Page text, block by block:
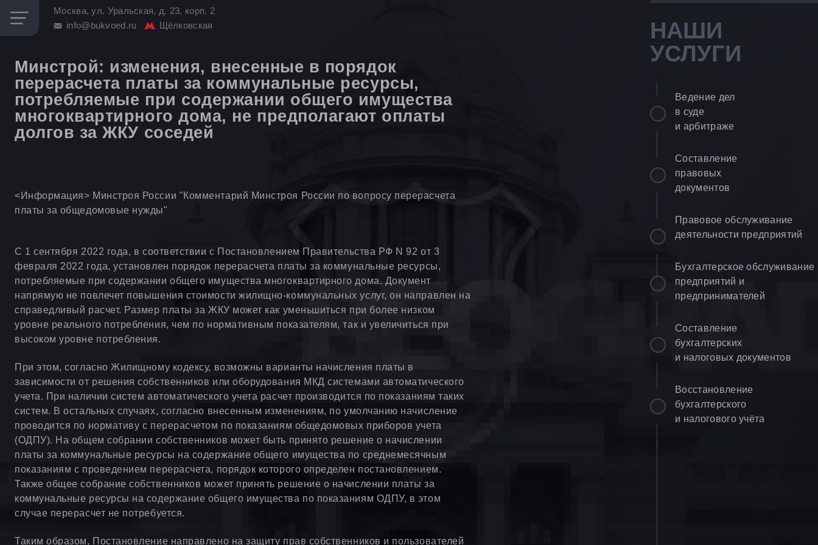
Москва, ул. Уральская, д. 23, корп. 2
info@bukvoed.ru
Щёлковская
Минстрой: изменения, внесенные в порядок
перерасчета платы за коммунальные ресурсы,
потребляемые при содержании общего имущества
многоквартирного дома, не предполагают оплаты
долгов за ЖКУ соседей
<Информация> Минстроя России "Комментарий Минстроя России по вопросу перерасчета
платы за общедомовые нужды"
С 1 сентября 2022 года, в соответствии с Постановлением Правительства РФ N 92 от 3
февраля 2022 года, установлен порядок перерасчета платы за коммунальные ресурсы,
потребляемые при содержании общего имущества многоквартирного дома. Документ
напрямую не повлечет повышения стоимости жилищно-коммунальных услуг, он направлен на
справедливый расчет. Размер платы за ЖКУ может как уменьшиться при более низком
уровне реального потребления, чем по нормативным показателям, так и увеличиться при
высоком уровне потребления.
При этом, согласно Жилищному кодексу, возможны варианты начисления платы в
зависимости от решения собственников или оборудования МКД системами автоматического
учета. При наличии систем автоматического учета расчет производится по показаниям таких
систем. В остальных случаях, согласно внесенным изменениям, по умолчанию начисление
проводится по нормативу с перерасчетом по показаниям общедомовых приборов учета
(ОДПУ). На общем собрании собственников может быть принято решение о начислении
платы за коммунальные ресурсы на содержание общего имущества по среднемесячным
показаниям с проведением перерасчета, порядок которого определен постановлением.
Также общее собрание собственников может принять решение о начислении платы за
коммунальные ресурсы на содержание общего имущества по показаниям ОДПУ, в этом
случае перерасчет не потребуется.
Таким образом, Постановление направлено на защиту прав собственников и пользователей
НАШИ
УСЛУГИ
Ведение дел
в суде
и арбитраже
Составление
правовых
документов
Правовое обслуживание
деятельности предприятий
Бухгалтерское обслуживание
предприятий и
предпринимателей
Составление
бухгалтерских
и налоговых документов
Восстановление
бухгалтерского
и налогового учёта